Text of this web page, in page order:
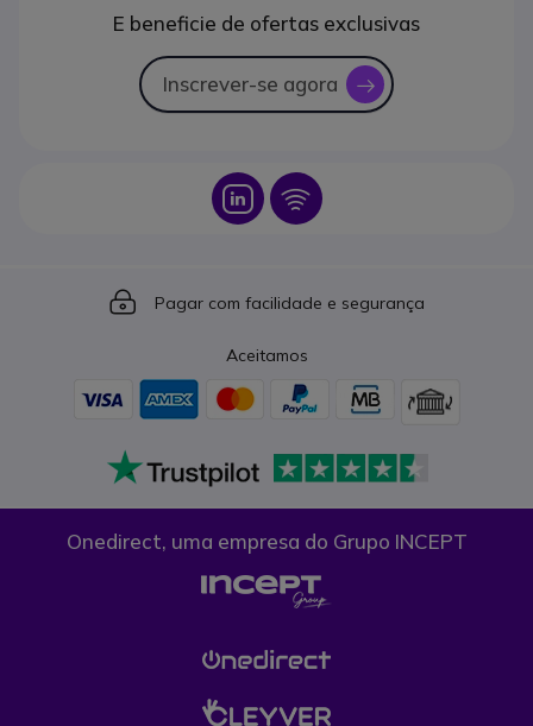
E beneficie de ofertas exclusivas
Inscrever-se agora icon
Icon Icon
Icon
Pagar com facilidade e segurança
Aceitamos
Onedirect, uma empresa do Grupo INCEPT